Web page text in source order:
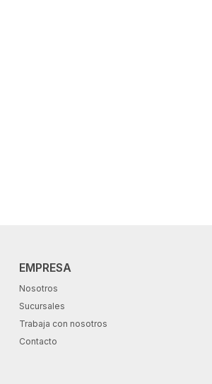
EMPRESA
Nosotros
Sucursales
Trabaja con nosotros
Contacto